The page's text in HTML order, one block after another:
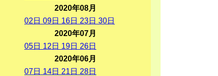
2020年08月
02 日 09日 16日 23日 30日
2020年07月
05日 12 日 19日 26日
2020年06月
07日 14日 21 日 28日